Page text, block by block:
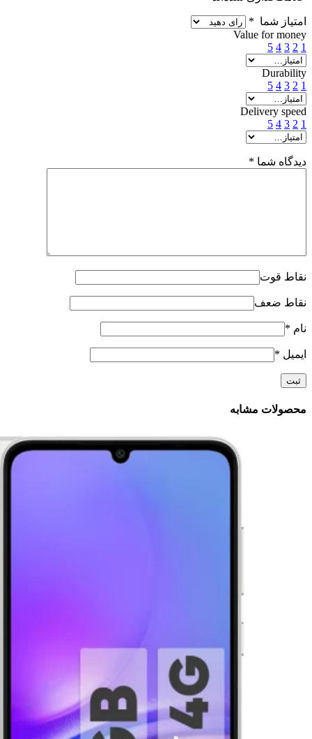
امتیاز شما *
Value for money
1
2
3
4
5
Durability
1
2
3
4
5
Delivery speed
1
2
3
4
5
دیدگاه شما *
نقاط قوت
نقاط ضعف
نام *
ایمیل *
محصولات مشابه